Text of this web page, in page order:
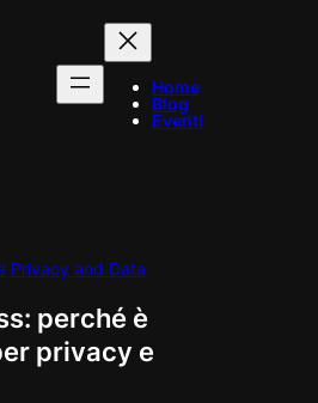
Home
Blog
Eventi
Privacy and Data
perché è
privacy e